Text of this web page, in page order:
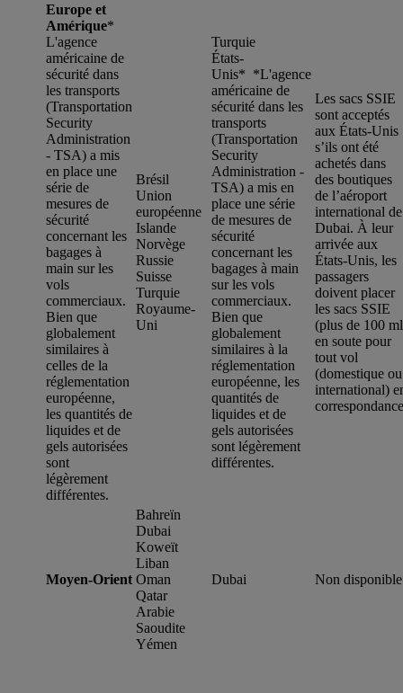
Europe et
Amérique*
L'agence
américaine de
sécurité dans
les transports
(Transportation
Security
Administration
- TSA) a mis
en place une
série de
mesures de
sécurité
concernant les
bagages à
main sur les
vols
commerciaux.
Bien que
globalement
similaires à
celles de la
réglementation
européenne,
les quantités de
liquides et de
gels autorisées
sont
légèrement
différentes.
Brésil
Union
européenne
Islande
Norvège
Russie
Suisse
Turquie
Royaume-
Uni
Turquie
États-
Unis* *L'agence
américaine de
sécurité dans les
transports
(Transportation
Security
Administration -
TSA) a mis en
place une série
de mesures de
sécurité
concernant les
bagages à main
sur les vols
commerciaux.
Bien que
globalement
similaires à la
réglementation
européenne, les
quantités de
liquides et de
gels autorisées
sont légèrement
différentes.
Les sacs SSIE
sont acceptés
aux États-Unis
s’ils ont été
achetés dans
des boutiques
de l’aéroport
international de
Dubai. À leur
arrivée aux
États-Unis, les
passagers
doivent placer
les sacs SSIE
(plus de 100
en soute pour
tout vol
(domestique ou
international)
Moyen-Orient
Bahreïn
Dubai
Koweït
Liban
Oman
Qatar
Arabie
Saoudite
Yémen
Dubai Non disponible